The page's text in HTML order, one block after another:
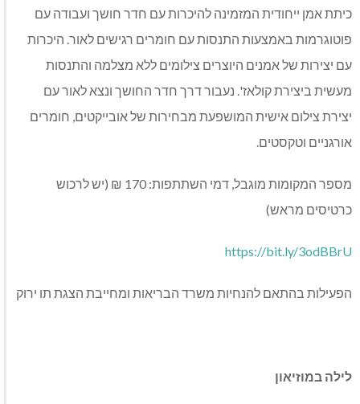
כיתת אמן ייחודית המזמינה להיכרות עם חדר חושך ועבודה עם
פוטוגרמות באמצעות התנסות עם חומרים רגישים לאור. היכרות
עם יצירות של אמנים היוצרים צילומים ללא מצלמה והתנסות
מעשית ביצירת קולאז'. נעבור דרך חדר החושך ונצא לאור עם
יצירת צילום אישית המושפעת מבחירות של אובייקטים, חומרים
אורגניים וטקסטים.
מספר המקומות מוגבל, דמי השתתפות: 170 ₪ (יש לרכוש
כרטיסים מראש)
https://bit.ly/3odBBrU
הפעילות בהתאם להנחיות משרד הבריאות ומחייבת הצגת תו ירוק
לילה במוזיאון